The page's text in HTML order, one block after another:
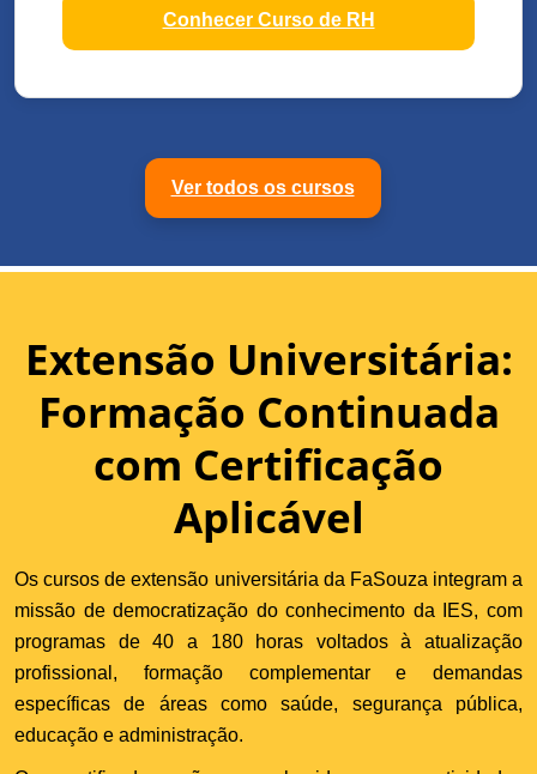
Conhecer Curso de RH
Ver todos os cursos
Extensão Universitária:
Formação Continuada
com Certificação
Aplicável
Os cursos de extensão universitária da FaSouza integram a
missão de democratização do conhecimento da IES, com
programas de 40 a 180 horas voltados à atualização
profissional, formação complementar e demandas
específicas de áreas como saúde, segurança pública,
educação e administração.